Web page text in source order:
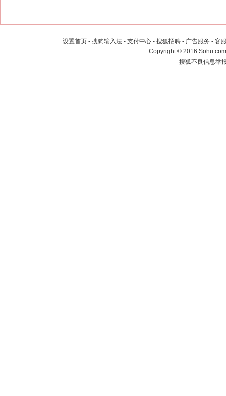
设置首页 - 搜狗输入法 - 支付中心 - 搜狐招聘 - 广告服务 - 客
Copyright©2016
搜狐不良信息举